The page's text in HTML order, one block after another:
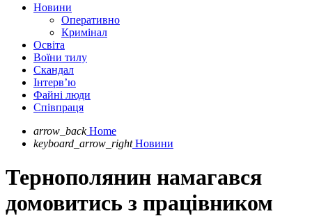
Новини
Оперативно
Кримінал
Освіта
Воїни тилу
Скандал
Інтерв’ю
Файні люди
Співпраця
arrow_back Home
keyboard_arrow_right Новини
Тернополянин намагався
домовитись з працівником